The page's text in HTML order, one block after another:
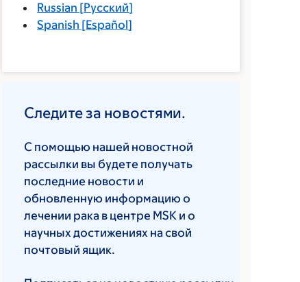
Russian [Русский]
Spanish [Español]
Следите за новостями.
С помощью нашей новостной
рассылки вы будете получать
последние новости и
обновленную информацию о
лечении рака в центре MSK и о
научных достижениях на свой
почтовый ящик.